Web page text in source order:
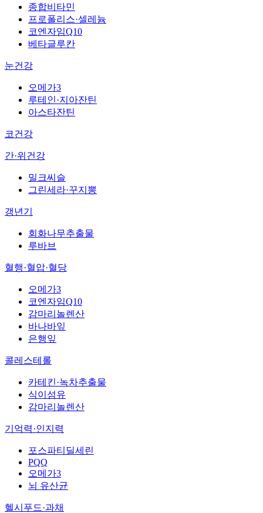
종합비타민
프로폴리스·셀레늄
코엔자임Q10
베타글루칸
눈건강
오메가3
루테인·지아잔틴
아스타잔틴
코건강
간·위건강
밀크씨슬
그린세라·꾸지뽕
갱년기
회화나무추출물
루바브
혈행·혈압·혈당
오메가3
코엔자임Q10
감마리놀렌산
바나바잎
은행잎
콜레스테롤
카테킨·녹차추출물
식이섬유
감마리놀렌산
기억력·인지력
포스파티딜세린
PQQ
오메가3
뇌 유산균
헬시푸드·과채